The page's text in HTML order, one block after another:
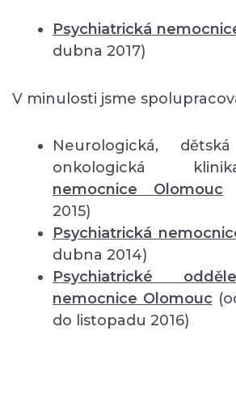
Psychiatrická
dubna 2017)
V minulosti jsme
Neurologická,
onkologická
nemocnice Olomouc
2015)
Psychiatrická
dubna 2014)
Psychiatrické
nemocnice Olomouc
do listopadu 2016)